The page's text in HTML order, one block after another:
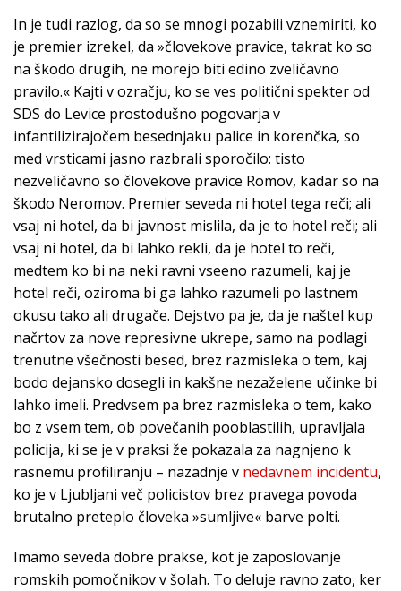
In je tudi razlog, da so se mnogi pozabili vznemiriti, ko
je premier izrekel, da »človekove pravice, takrat ko so
na škodo drugih, ne morejo biti edino zveličavno
pravilo.« Kajti v ozračju, ko se ves politični spekter od
SDS do Levice prostodušno pogovarja v
infantilizirajočem besednjaku palice in korenčka, so
med vrsticami jasno razbrali sporočilo: tisto
nezveličavno so človekove pravice Romov, kadar so na
škodo Neromov. Premier seveda ni hotel tega reči; ali
vsaj ni hotel, da bi javnost mislila, da je to hotel reči; ali
vsaj ni hotel, da bi lahko rekli, da je hotel to reči,
medtem ko bi na neki ravni vseeno razumeli, kaj je
hotel reči, oziroma bi ga lahko razumeli po lastnem
okusu tako ali drugače. Dejstvo pa je, da je naštel kup
načrtov za nove represivne ukrepe, samo na podlagi
trenutne všečnosti besed, brez razmisleka o tem, kaj
bodo dejansko dosegli in kakšne nezaželene učinke bi
lahko imeli. Predvsem pa brez razmisleka o tem, kako
bo z vsem tem, ob povečanih pooblastilih, upravljala
policija, ki se je v praksi že pokazala za nagnjeno k
rasnemu profiliranju – nazadnje v nedavnem incidentu,
ko je v Ljubljani več policistov brez pravega povoda
brutalno preteplo človeka »sumljive« barve polti.
Imamo seveda dobre prakse, kot je zaposlovanje
romskih pomočnikov v šolah. To deluje ravno zato, ker